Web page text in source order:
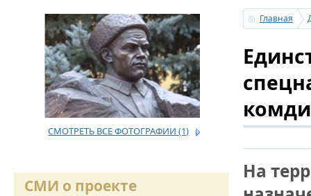
«УРАЛ»
ОГОНЬ -
ПОЖАРОВ
СМОТРЕТЬ ВСЕ ФОТОГРАФИИ (1)
СМИ о проекте
Главная
На